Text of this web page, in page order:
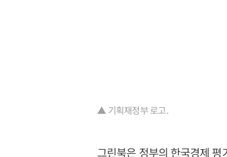
▲ 기획재정부 로고.
그린북은 정부의 한국경제